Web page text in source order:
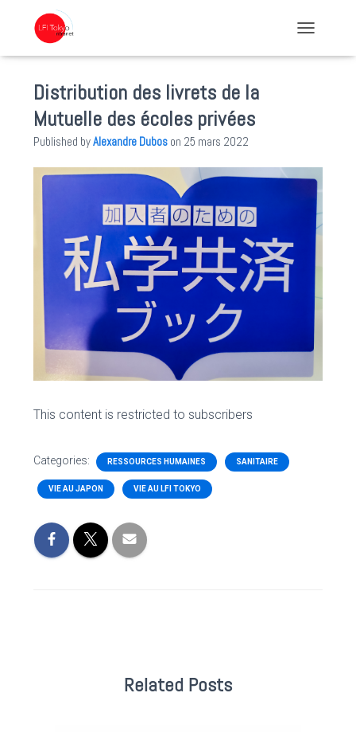
Distribution des livrets de la
Mutuelle des écoles privées
Published byAlexandre Dubos on 25 mars 2022
This content is restricted to subscribers
Categories: RESSOURCES HUMAINES SANITAIRE
VIE AU JAPON VIE AU LFI TOKYO
Related Posts